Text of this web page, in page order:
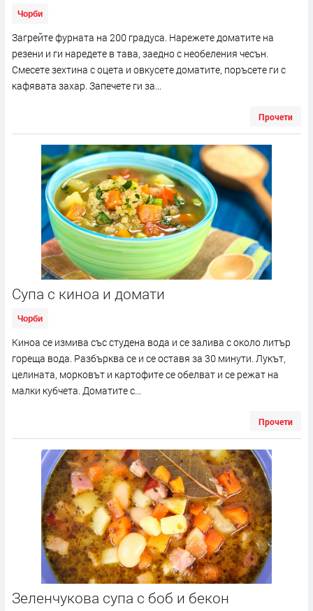
Чорби
Загрейте фурната на 200 градуса. Нарежете доматите на
резени и ги наредете в тава, заедно с необеления чесън.
Смесете зехтина с оцета и овкусете доматите, поръсете ги с
кафявата захар. Запечете ги за...
Прочети
Супа с киноа и домати
Чорби
Киноа се измива със студена вода и се залива с около литър
гореща вода. Разбърква се и се оставя за 30 минути. Лукът,
целината, морковът и картофите се обелват и се режат на
малки кубчета. Доматите с...
Прочети
Зеленчукова супа с боб и бекон